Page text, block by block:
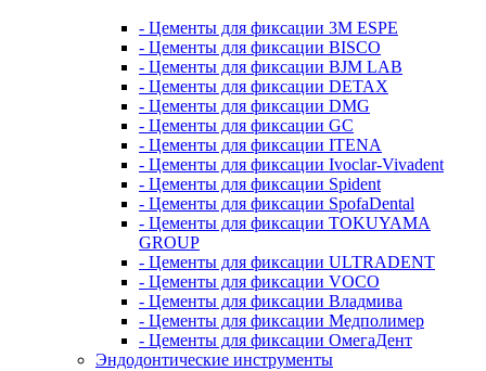
- Цементы для фиксации 3M ESPE
- Цементы для фиксации BISCO
- Цементы для фиксации BJM LAB
- Цементы для фиксации DETAX
- Цементы для фиксации DMG
- Цементы для фиксации GC
- Цементы для фиксации ITENA
- Цементы для фиксации Ivoclar-Vivadent
- Цементы для фиксации Spident
- Цементы для фиксации SpofaDental
- Цементы для фиксации TOKUYAMA
GROUP
- Цементы для фиксации ULTRADENT
- Цементы для фиксации VOCO
- Цементы для фиксации Владмива
- Цементы для фиксации Медполимер
- Цементы для фиксации ОмегаДент
Эндодонтические инструменты